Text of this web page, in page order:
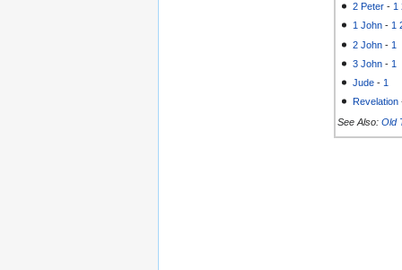
2 Peter - 1
1 John -1
2 John - 1
3 John - 1
Jude - 1
Revelation
See Also: Old